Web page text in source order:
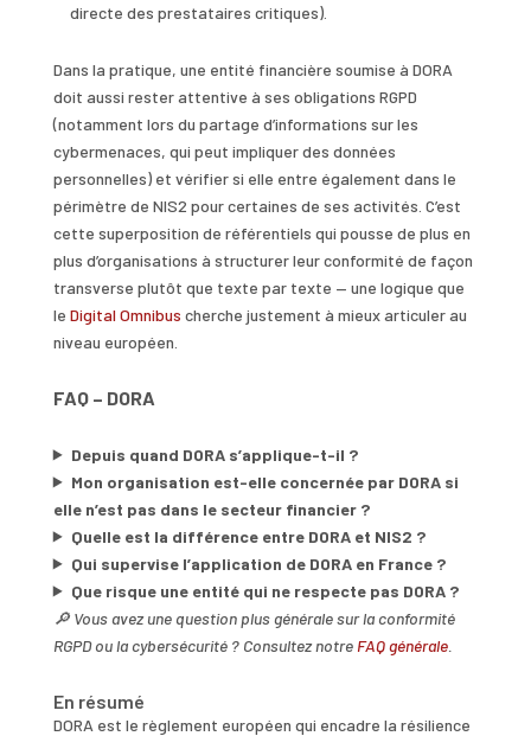
directe des prestataires critiques).
Dans la pratique, une entité financière soumise à DORA
doit aussi rester attentive à ses obligations RGPD
(notamment lors du partage d’informations sur les
cybermenaces, qui peut impliquer des données
personnelles) et vérifier si elle entre également dans le
périmètre de NIS2 pour certaines de ses activités. C’est
cette superposition de référentiels qui pousse de plus en
plus d’organisations à structurer leur conformité de façon
transverse plutôt que texte par texte — une logique que
le Digital Omnibus cherche justement à mieux articuler au
niveau européen.
FAQ – DORA
Depuis quand DORA s’applique-t-il ?
Mon organisation est-elle concernée par DORA si
elle n’est pas dans le secteur financier ?
Quelle est la différence entre DORA et NIS2 ?
Qui supervise l’application de DORA en France ?
Que risque une entité qui ne respecte pas DORA ?
🔎 Vous avez une question plus générale sur la conformité
RGPD ou la cybersécurité ? Consultez notre FAQ générale.
En résumé
DORA est le règlement européen qui encadre la résilience